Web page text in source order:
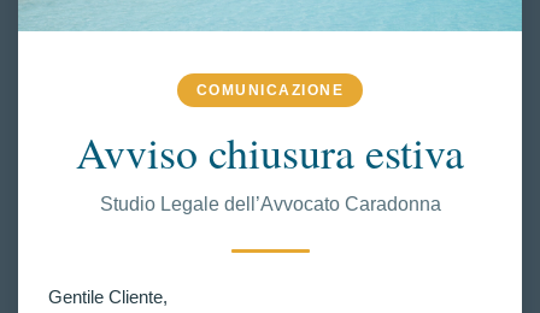
COMUNICAZIONE
Avviso chiusura estiva
Studio Legale dell’Avvocato Caradonna
Gentile Cliente,